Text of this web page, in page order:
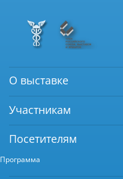
О выставке
Участникам
Посетителям
Программа